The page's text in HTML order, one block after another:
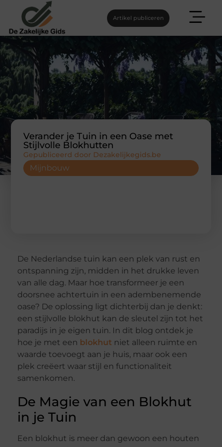
Artikel publiceren
Verander je Tuin in een Oase met
Stijlvolle Blokhutten
Mijnbouw
Gepubliceerd door Dezakelijkegids.be
De Nederlandse tuin kan een plek van rust en
ontspanning zijn, midden in het drukke leven
van alle dag. Maar hoe transformeer je een
doorsnee achtertuin in een adembenemende
oase? De oplossing ligt dichterbij dan je denkt:
een stijlvolle blokhut kan de sleutel zijn tot het
paradijs in je eigen tuin. In dit blog ontdek je
hoe je met een blokhut niet alleen ruimte en
waarde toevoegt aan je huis, maar ook een
plek creëert waar stijl en functionaliteit
samenkomen.
De Magie van een Blokhut
in je Tuin
Een blokhut is meer dan gewoon een houten